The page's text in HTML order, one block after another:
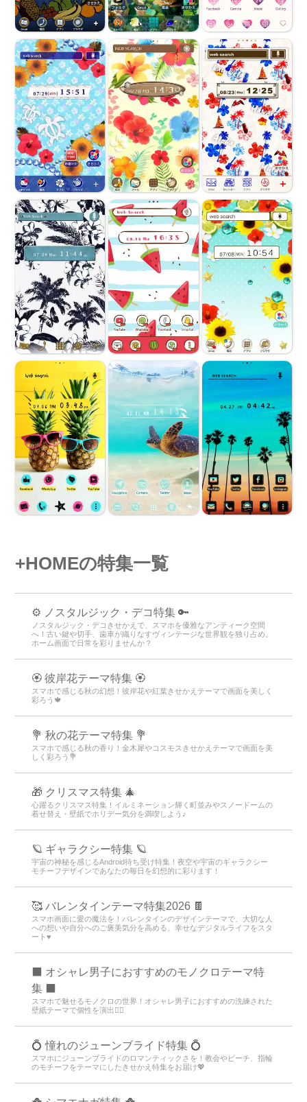
+HOMEの特集一覧
⚙️ ノスタルジック・デコ特集 🔑
ノスタルジック・デコきせかえで、スマホを優雅なアンティーク空間
へ！古い鍵や切手、歯車が織りなすヴィンテージな世界観を独り占め。
ホーム画面で日常を彩りませんか？
🏵 彼岸花テーマ特集 🏵
スマホで感じる秋の幻想！彼岸花や紅葉きせかえテーマで画面を美しく
彩ろう🍁
💐 秋の花テーマ特集 💐
スマホで感じる秋の香り！金木犀やコスモスきせかえテーマで画面を美
しく彩ろう💐
🎁 クリスマス特集 🎄
心躍るクリスマス特集！イルミネーション輝く町並みやスノードームの
着せ替え・壁紙でホリデー気分を満喫しよう♪
🪐 ギャラクシー特集 🪐
宇宙の神秘を感じるAndroid待ち受け特集！夜空や宇宙のギャラクシー
モチーフデザインであなたの毎日を幻想的に彩ります！
🥰 バレンタインテーマ特集2026 🍫
スマホ画面に愛の魔法を！バレンタインのデザインテーマで、大切な人
への想いや自分へのご褒美気分を高める、幸せなデジタルライフをスタ
ート♥️
⬛ オシャレ男子におすすめのモノクロテーマ特
集 ⬛
スマホで魅せるモノクロの世界！オシャレ男子におすすめの洗練された
壁紙テーマで個性を演出💁‍♂️
💍 憧れのジューンブライド特集 💍
スマホにジューンブライドのロマンティックさを！教会やビーチ、指輪
のモチーフをテーマにしたきせかえ特集をお届け💖